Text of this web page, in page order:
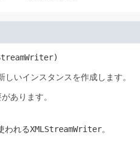
しいインスタンスを作成します。
あります。
われるXMLStreamWriter。